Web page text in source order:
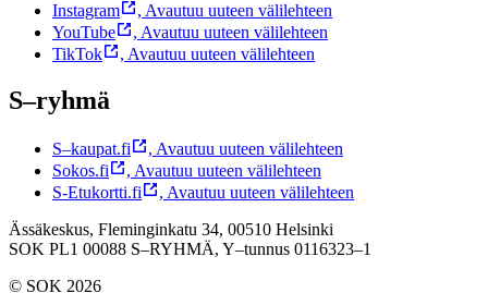
Instagram
, Avautuu uuteen välilehteen
YouTube
, Avautuu uuteen välilehteen
TikTok
, Avautuu uuteen välilehteen
S–ryhmä
S–kaupat.fi , Avautuu uuteen välilehteen
Sokos.fi
, Avautuu uuteen välilehteen
S-Etukortti.fi
, Avautuu uuteen välilehteen
Ässäkeskus, Fleminginkatu 34, 00510 Helsinki
SOK PL1 00088 S–RYHMÄ, Y–tunnus 0116323–1
© SOK 2026